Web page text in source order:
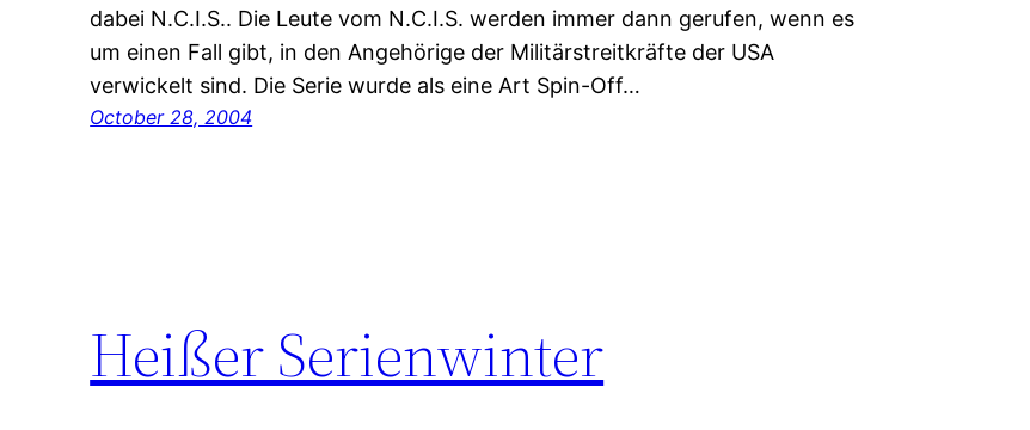
dabei N.C.I.S.. Die Leute vom N.C.I.S. werden immer dann gerufen, wenn es
um einen Fall gibt, in den Angehörige der Militärstreitkräfte der USA
verwickelt sind. Die Serie wurde als eine Art Spin-Off…
October 28, 2004
Heißer Serienwinter